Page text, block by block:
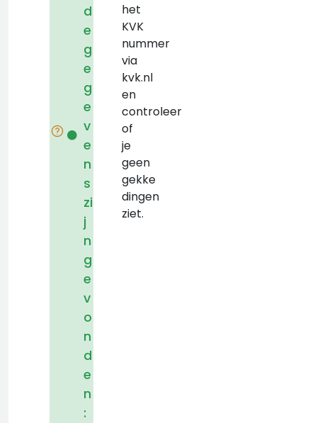
d
e
g
e
g
e
v
e
n
s
zi
j
n
g
e
v
o
n
d
e
n
:
het
KVK
nummer
via
kvk.nl
en
controleer
of
je
geen
gekke
dingen
ziet.